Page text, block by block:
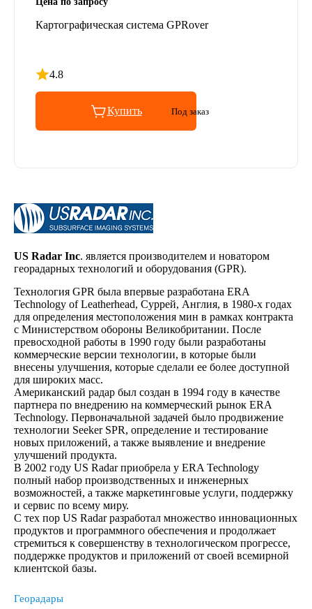
Картографическая система GPRover
4.8
Рейтинг 4.8 из 5
Купить Под заказ
US Radar Inc. является производителем и новатором
георадарных технологий и оборудования (GPR).
Технология GPR была впервые разработана ERA
Technology of Leatherhead, Суррей, Англия, в 1980-х годах
для определения местоположения мин в рамках контракта
с Министерством обороны Великобритании. После
превосходной работы в 1990 году были разработаны
коммерческие версии технологии, в которые были
внесены улучшения, которые сделали ее более доступной
для широких масс.
Американский радар был создан в 1994 году в качестве
партнера по внедрению на коммерческий рынок ERA
Technology. Первоначальной задачей было продвижение
технологии Seeker SPR, определение и тестирование
новых приложений, а также выявление и внедрение
улучшений продукта.
В 2002 году US Radar приобрела у ERA Technology
полный набор производственных и инженерных
возможностей, а также маркетинговые услуги, поддержку
и сервис по всему миру.
С тех пор US Radar разработал множество инновационных
продуктов и программного обеспечения и продолжает
стремиться к совершенству в технологическом прогрессе,
поддержке продуктов и приложений от своей всемирной
клиентской базы.
Георадары